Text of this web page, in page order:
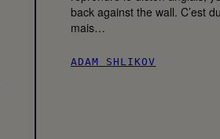
back against the wall. C’est
mais…
ADAM SHLIKOV